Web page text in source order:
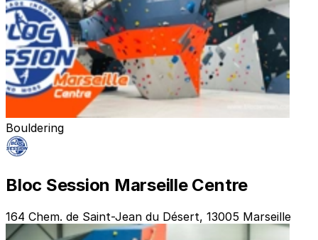
Bouldering
Bloc Session Marseille Centre
164 Chem. de Saint-Jean du Désert, 13005 Marseille